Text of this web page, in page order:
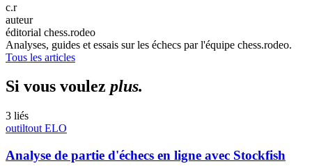
c.r
auteur
éditorial chess.rodeo
Analyses, guides et essais sur les échecs par l'équipe chess.rodeo.
Tous les articles
Si vous voulez plus.
3 liés
outiltout ELO
Analyse de partie d'échecs en ligne avec Stockfish